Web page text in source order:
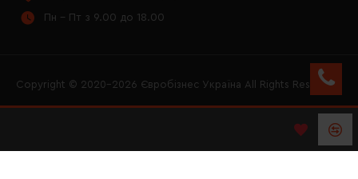
Пн - Пт з 9.00 до 18.00
Copyright © 2020–2026 Євробізнес Україна All Rights Reserved
LOGO ЄВРОБІЗНЕС